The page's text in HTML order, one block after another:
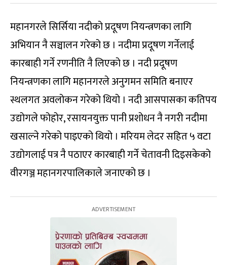
महानगरले सिर्सिया नदीको प्रदूषण नियन्त्रणका लागि
अभियान नै सञ्चालन गरेको छ । नदीमा प्रदूषण गर्नेलाई
कारबाही गर्ने रणनीति नै लिएको छ । नदी प्रदूषण
नियन्त्रणका लागि महानगरले अनुगमन समिति बनाएर
स्थलगत अवलोकन गरेको थियो । नदी आसपासका कतिपय
उद्योगले फोहोर, रसायनयुक्त पानी प्रशोधन नै नगरी नदीमा
खसाल्ने गरेको पाइएको थियो । मरियम लेदर सहित ५ वटा
उद्योगलाई पत्र नै पठाएर कारबाही गर्ने चेतावनी दिइसकेको
वीरगञ्ज महानगरपालिकाले जनाएको छ ।